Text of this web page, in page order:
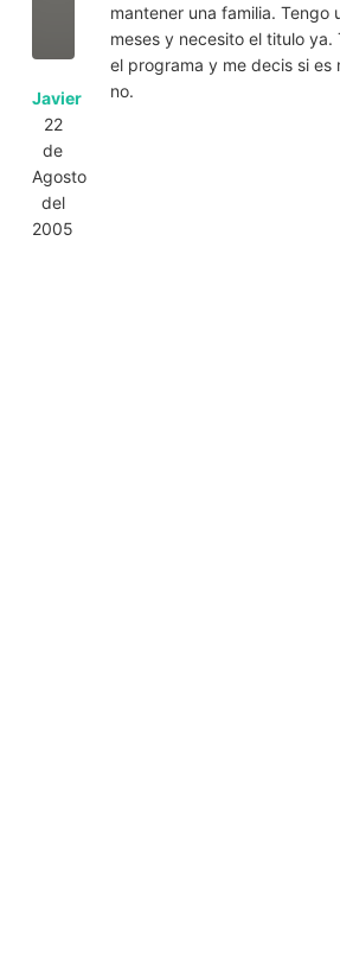
Javier
22
de
Agosto
del
2005
mantener una familia. Tengo
meses y necesito el titulo ya.
el programa y me decis si es
no.